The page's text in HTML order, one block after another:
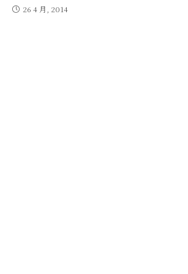
26 4 月, 2014